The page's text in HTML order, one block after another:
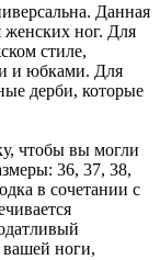
Данная
женских ног. Для
стиле,
и юбками. Для
дерби, которые
чтобы вы могли
36, 37, 38,
в сочетании с
ноги,